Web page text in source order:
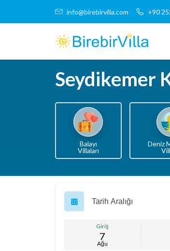
info@birebirvilla.com +90
Seydikemer
Balayı
Villaları
Deniz
Tarih Aralığı
Giriş
7
Ağu